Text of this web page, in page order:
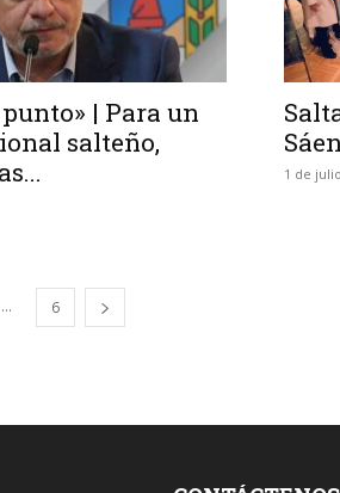
| Para un
salteño,
1 de
... 6